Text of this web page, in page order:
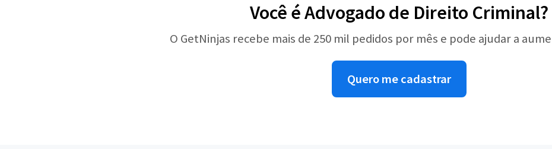
Você é Advogado de Direito Criminal?
O GetNinjas recebe mais de 250 mil pedidos por mês e pode ajudar a
Quero me cadastrar